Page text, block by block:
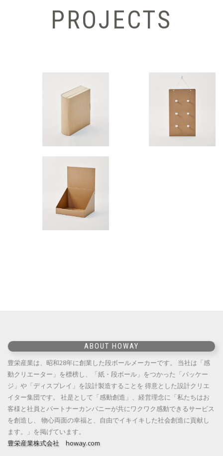
PROJECTS
ABOUT HOWAY
豊栄産業は、昭和28年に創業した段ボールメーカーです。 当社は「感
動クリエーター」を標榜し、「紙・段ボール」をつかった「パッケー
ジ」や「ディスプレイ」を設計製造することを 得意とした設計クリエ
イター集団です。 社是として「感動創造」、経営理念に「私たちはお
客様と社員とパートナーカンパニーが共にワクワク感動できるサービス
を創造し、 物心両面の幸福と、自由でイキイキした社会創造に貢献し
ます。」を掲げています。
豊栄産業株式会社 howay.com